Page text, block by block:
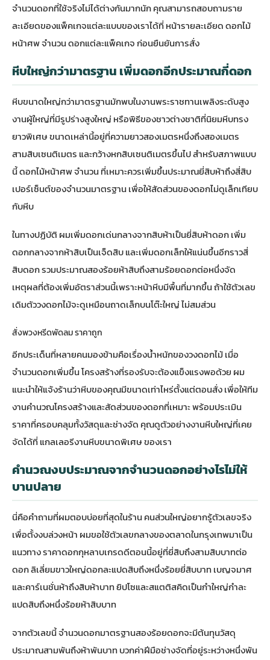
จำนวนดอกที่ใช้จริงไม่ได้ต่างกันมากนัก คุณสามารถสอบถามราย
ละเอียดของแพ็คเกจแต่ละแบบของเราได้ที่หน้ารายละเอียด ดอกไม้
หน้าศพ จำนวน ดอกแต่ละแพ็คเกจก่อนยืนยันการสั่ง
หีบใหญ่กว่ามาตรฐาน เพิ่มดอกอีกประมาณกี่ดอก
หีบขนาดใหญ่กว่ามาตรฐานมักพบในงานพระราชทานเพลิงระดับสูง
งานผู้ใหญ่ที่มีรูปร่างสูงใหญ่ หรือพิธีของชาวต่างชาติที่นิยมหีบทรง
ยาวพิเศษ ขนาดเหล่านี้อยู่ที่ความยาวสองเมตรหนึ่งถึงสองเมตร
สามสิบเซนติเมตร และกว้างหกสิบเซนติเมตรขึ้นไป สำหรับสภาพแบบ
นี้ ดอกไม้หน้าศพ จำนวน ที่เหมาะควรเพิ่มขึ้นประมาณยี่สิบห้าถึงสี่สิบ
เปอร์เซ็นต์ของจำนวนมาตรฐาน เพื่อให้สัดส่วนของดอกไม่ดูเล็กเทียบ
กับหีบ
ในทางปฏิบัติ ผมเพิ่มดอกเด่นกลางจากสิบห้าเป็นยี่สิบห้าดอก เพิ่ม
ดอกกลางจากห้าสิบเป็นเจ็ดสิบ และเพิ่มดอกเล็กให้แน่นขึ้นอีกราวสี่
สิบดอก รวมประมาณสองร้อยห้าสิบถึงสามร้อยดอกต่อหนึ่งจัด
เหตุผลที่ต้องเพิ่มอัตราส่วนนี้เพราะหน้าหีบมีพื้นที่มากขึ้น ถ้าใช้ตัวเลข
เดิมตัววงดอกไม้จะดูเหมือนถาดเล็กบนโต๊ะใหญ่ ไม่สมส่วน
สั่งพวงหรีดพัดลม ราคาถูก
อีกประเด็นที่หลายคนมองข้ามคือเรื่องน้ำหนักของวงดอกไม้ เมื่อ
จำนวนดอกเพิ่มขึ้น โครงสร้างที่รองรับจะต้องแข็งแรงพอด้วย ผม
แนะนำให้แจ้งร้านว่าหีบของคุณมีขนาดเท่าไหร่ตั้งแต่ตอนสั่ง เพื่อให้ทีม
งานคำนวณโครงสร้างและสัดส่วนของดอกที่เหมาะ พร้อมประเมิน
ราคาที่ครอบคลุมทั้งวัสดุและช่างจัด คุณดูตัวอย่างงานหีบใหญ่ที่เคย
จัดได้ที่แกลเลอรีงานหีบขนาดพิเศษของเรา
คำนวณงบประมาณจากจำนวนดอกอย่างไรไม่ให้
บานปลาย
นี่คือคำถามที่ผมตอบบ่อยที่สุดในร้าน คนส่วนใหญ่อยากรู้ตัวเลขจริง
เพื่อตั้งงบล่วงหน้า ผมขอใช้ตัวเลขกลางของตลาดในกรุงเทพมาเป็น
แนวทาง ราคาดอกกุหลาบเกรดดีตอนนี้อยู่ที่ยี่สิบถึงสามสิบบาทต่อ
ดอก ลิเลี่ยมขาวใหญ่ดอกละแปดสิบถึงหนึ่งร้อยยี่สิบบาท เบญจมาศ
และคาร์เนชั่นห้าถึงสิบห้าบาท ยิปโซและสแตติสคิดเป็นกำใหญ่กำละ
แปดสิบถึงหนึ่งร้อยห้าสิบบาท
จากตัวเลขนี้ จำนวนดอกมาตรฐานสองร้อยดอกจะมีต้นทุนวัสดุ
ประมาณสามพันถึงห้าพันบาท บวกค่าฝีมือช่างจัดที่อยู่ระหว่างหนึ่งพัน